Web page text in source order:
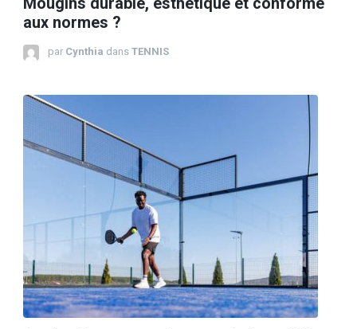
aux normes ?
par Cynthia dans TENNIS